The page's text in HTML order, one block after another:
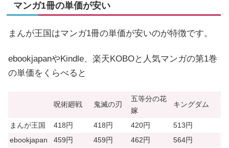
マンガ1冊の単価が安い
まんが王国はマンガ1冊の単価が安いのが特徴です。
ebookjapanやKindle、楽天KOBOと人気マンガの第1巻
の単価をくらべると
呪術廻戦 鬼滅の刃
五等分の花
嫁
キングダム
まんが王国 418円 418円 420円
513円
ebookjapan
459円 459円 462円
564円